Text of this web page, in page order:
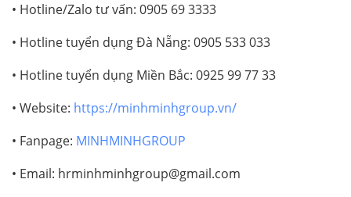
• Hotline/Zalo tư vấn: 0905 69 3333
• Hotline tuyển dụng Đà Nẵng: 0905 533 033
• Hotline tuyển dụng Miền Bắc: 0925 99 77 33
• Website: https://minhminhgroup.vn/
• Fanpage: MINHMINHGROUP
• Email: hrminhminhgroup@gmail.com